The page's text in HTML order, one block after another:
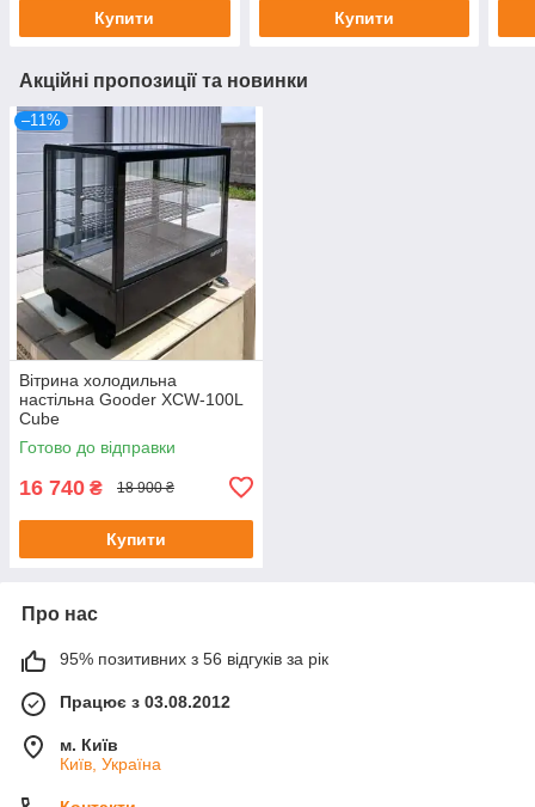
Купити Купити
Акційні пропозиції та новинки
–11%
Вітрина холодильна
настільна Gooder XCW-100L
Cube
Готово до відправки
16 740 ₴ 18 900 ₴
Купити
Про нас
95% позитивних з 56 відгуків за рік
Працює з 03.08.2012
м. Київ
Київ, Україна